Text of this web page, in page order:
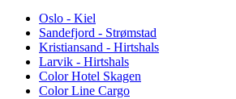
Oslo - Kiel
Sandefjord - Strømstad
Kristiansand - Hirtshals
Larvik - Hirtshals
Color Hotel Skagen
Color Line Cargo